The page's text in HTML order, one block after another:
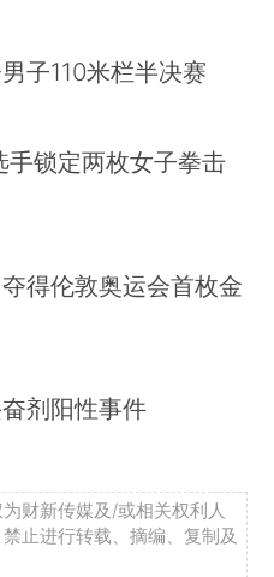
子110米栏半决赛
锁定两枚女子拳击
得伦敦奥运会首枚金
剂阳性事件
财新传媒及/或相关权利人
止进行转载、摘编、复制及